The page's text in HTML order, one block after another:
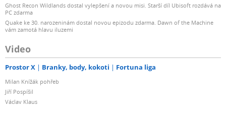
Ghost Recon Wildlands dostal vylepšení a novou misi. Starší díl Ubisoft rozdává na
PC zdarma
Quake ke 30. narozeninám dostal novou epizodu zdarma. Dawn of the Machine
vám zamotá hlavu iluzemi
Video
Prostor X Branky, body, kokoti Fortuna liga
Milan Knížák pohřeb
Jiří Pospíšil
Václav Klaus